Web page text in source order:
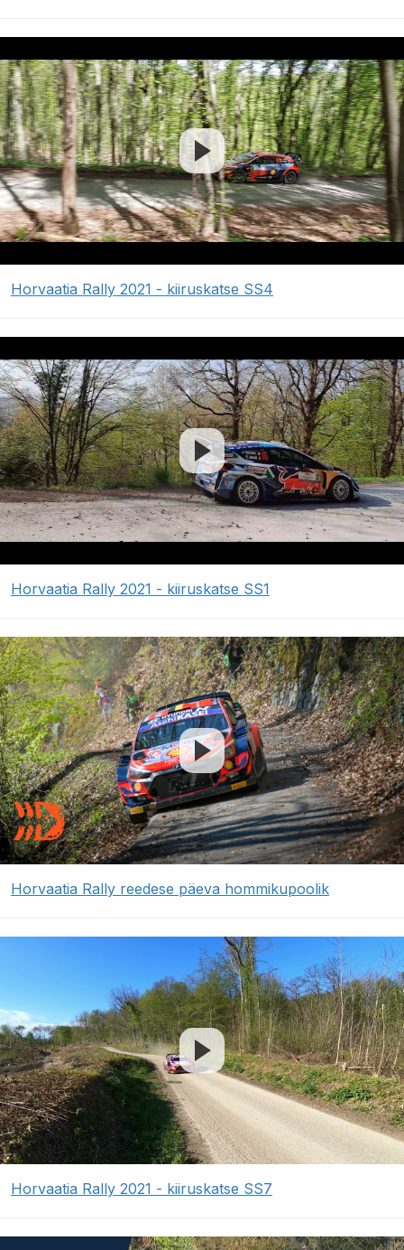
Horvaatia Rally 2021 - kiiruskatse SS4
Horvaatia Rally 2021 - kiiruskatse SS1
Horvaatia Rally reedese päeva hommikupoolik
Horvaatia Rally 2021 - kiiruskatse SS7